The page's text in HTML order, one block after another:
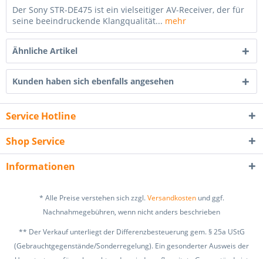
Der Sony STR-DE475 ist ein vielseitiger AV-Receiver, der für
seine beeindruckende Klangqualität... mehr
Ähnliche Artikel
Kunden haben sich ebenfalls angesehen
Service Hotline
Shop Service
Informationen
* Alle Preise verstehen sich zzgl.Versandkostenund ggf.
Nachnahmegebühren, wenn nicht anders beschrieben
** Der Verkauf unterliegt der Differenzbesteuerung gem. § 25a UStG
(Gebrauchtgegenstände/Sonderregelung). Ein gesonderter Ausweis der